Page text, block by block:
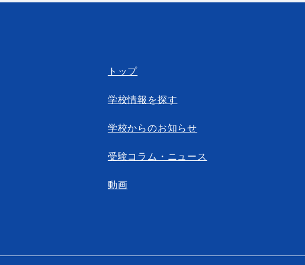
トップ
学校情報を探す
学校からのお知らせ
受験コラム・ニュース
動画